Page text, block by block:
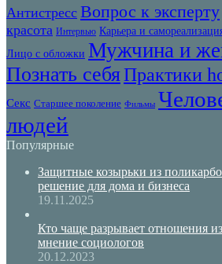
Антистресс Вопрос к эксперту
красота Интервью Карьера и
Лицо с обложки Мужчина и
Познать себяПрактики
Секс Старшее поколение Фильмы
людей
Популярные
Защитные козырьки из
решение для дома и бизнеса
19.11.2025
Кто чаще разрывает отношения
мнение социологов
20.12.2023